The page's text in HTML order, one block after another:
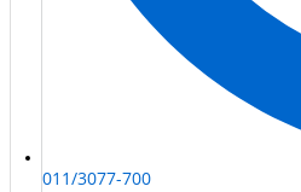
011/3077-700